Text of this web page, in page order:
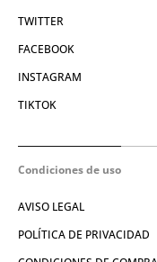
TWITTER
FACEBOOK
INSTAGRAM
TIKTOK
Condiciones de uso
AVISO LEGAL
POLÍTICA DE PRIVACIDAD